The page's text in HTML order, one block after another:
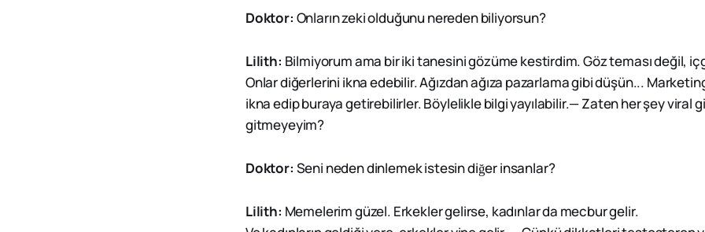
Doktor: Onların zeki olduğunu nereden biliyorsun?
Lilith: Bilmiyorum ama bir iki tanesini gözüme kestirdim. Göz teması değil,
Onlar diğerlerini ikna edebilir. Ağızdan ağıza pazarlama gibi düşün...
ikna edip buraya getirebilirler. Böylelikle bilgi yayılabilir.— Zaten her şey viral
gitmeyeyim?
Doktor: Seni neden dinlemek istesin diğer insanlar?
Lilith: Memelerim güzel. Erkekler gelirse, kadınlar da mecbur gelir.